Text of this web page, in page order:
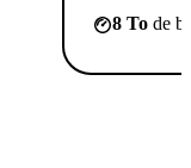
8 To de